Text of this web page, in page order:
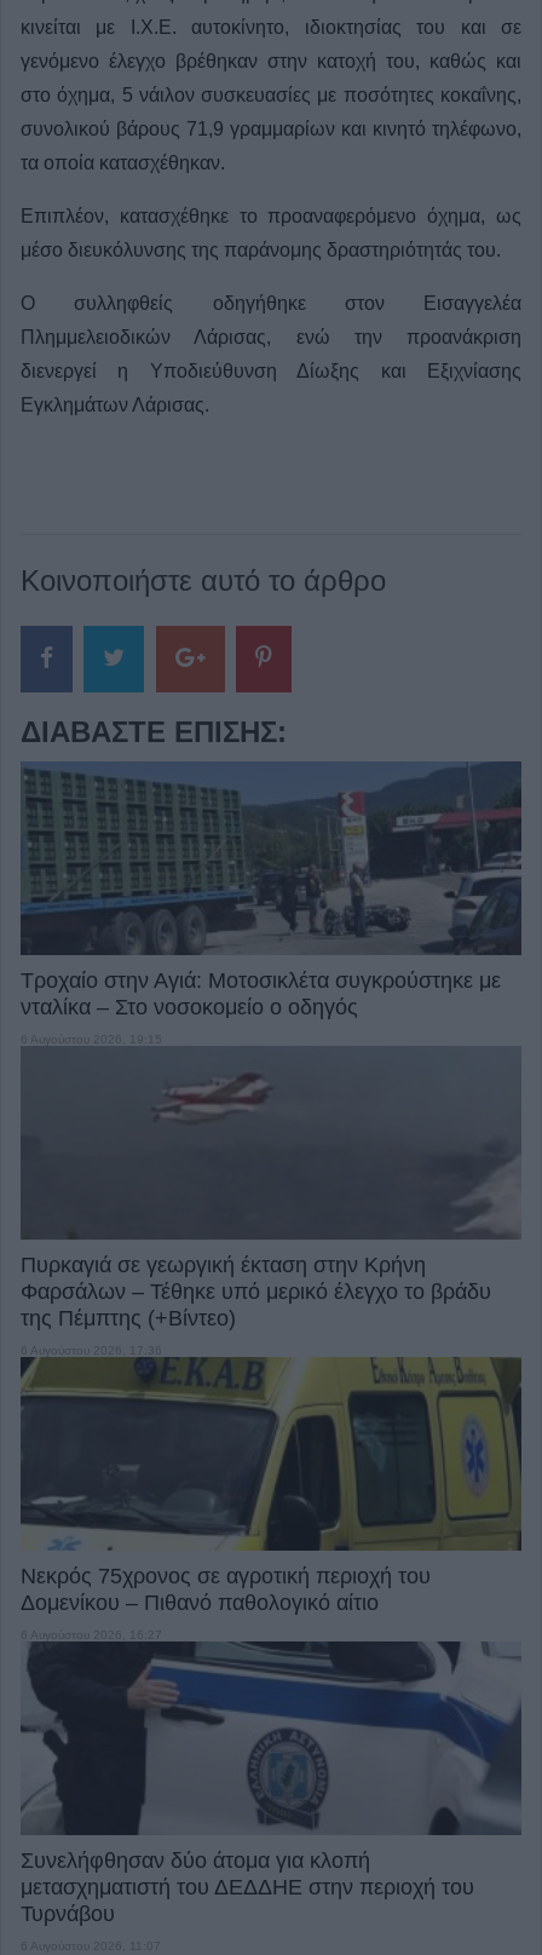
κινείται με Ι.Χ.Ε. αυτοκίνητο, ιδιοκτησίας του και σε
γενόμενο έλεγχο βρέθηκαν στην κατοχή του, καθώς και
στο όχημα, 5 νάιλον συσκευασίες με ποσότητες κοκαΐνης,
συνολικού βάρους 71,9 γραμμαρίων και κινητό τηλέφωνο,
τα οποία κατασχέθηκαν.
Επιπλέον, κατασχέθηκε το προαναφερόμενο όχημα, ως
μέσο διευκόλυνσης της παράνομης δραστηριότητάς του.
Ο συλληφθείς οδηγήθηκε στον Εισαγγελέα
Πλημμελειοδικών Λάρισας, ενώ την προανάκριση
διενεργεί η Υποδιεύθυνση Δίωξης και Εξιχνίασης
Εγκλημάτων Λάρισας.
Κοινοποιήστε αυτό το άρθρο
ΔΙΑΒΆΣΤΕ ΕΠΊΣΗΣ:
Τροχαίο στην Αγιά: Μοτοσικλέτα συγκρούστηκε με
νταλίκα – Στο νοσοκομείο ο οδηγός
6 Αυγούστου 2026, 19:15
Πυρκαγιά σε γεωργική έκταση στην Κρήνη
Φαρσάλων – Τέθηκε υπό μερικό έλεγχο το βράδυ
της Πέμπτης (+Βίντεο)
6 Αυγούστου 2026, 17:36
Νεκρός 75χρονος σε αγροτική περιοχή του
Δομενίκου – Πιθανό παθολογικό αίτιο
6 Αυγούστου 2026, 16:27
Συνελήφθησαν δύο άτομα για κλοπή
μετασχηματιστή του ΔΕΔΔΗΕ στην περιοχή του
Τυρνάβου
6 Αυγούστου 2026, 11:07